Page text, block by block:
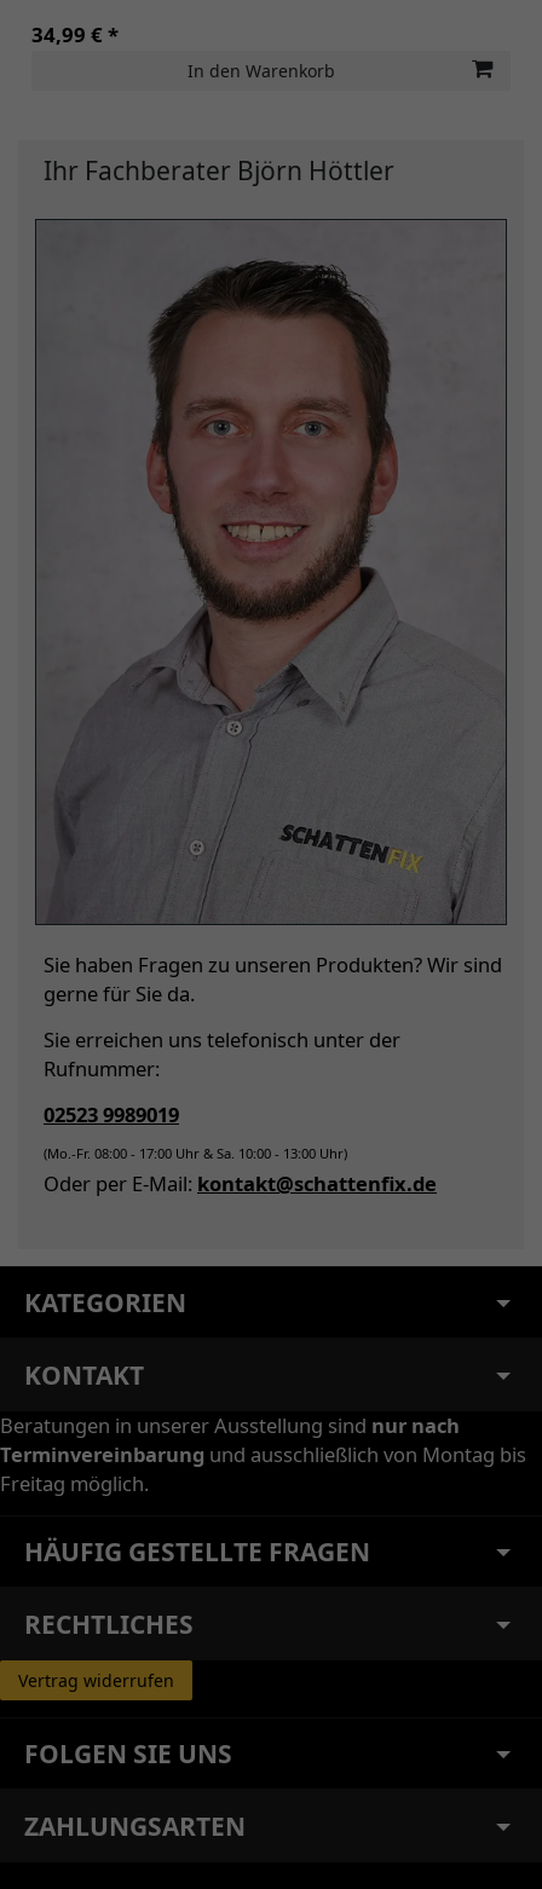
34,99 € *
In den Warenkorb
Ihr Fachberater Björn Höttler
Sie haben Fragen zu unseren Produkten? Wir sind
gerne für Sie da.
Sie erreichen uns telefonisch unter der
Rufnummer:
02523 9989019
(Mo.-Fr. 08:00 - 17:00 Uhr & Sa. 10:00 - 13:00 Uhr)
Oder per E-Mail: kontakt@schattenfix.de
KATEGORIEN
KONTAKT
Beratungen in unserer Ausstellung sind nur nach
Terminvereinbarung und ausschließlich von Montag bis
Freitag möglich.
HÄUFIG GESTELLTE FRAGEN
RECHTLICHES
Vertrag widerrufen
FOLGEN SIE UNS
ZAHLUNGSARTEN